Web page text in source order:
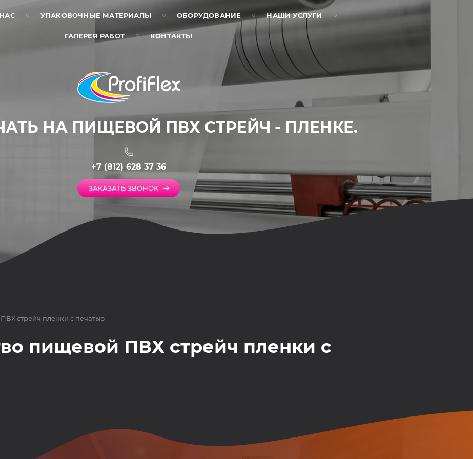
УПАКОВОЧНЫЕ МАТЕРИАЛЫ ОБОРУДОВАНИЕ НАШИ УСЛУГИ
ГАЛЕРЕЯ РАБОТ КОНТАКТЫ
НА ПИЩЕВОЙ ПВХ СТРЕЙЧ - ПЛЕНКЕ.
+7 (812) 628 37 36
ЗАКАЗАТЬ ЗВОНОК
стрейч пленки с печатью
пищевой ПВХ стрейч пленки с